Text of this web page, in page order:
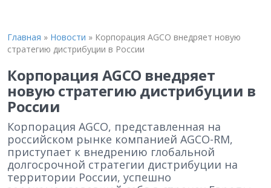
Главная » Новости » Корпорация AGCO внедряет новую
стратегию дистрибуции в России
Корпорация AGCO внедряет
новую стратегию дистрибуции в
России
Корпорация AGCO, представленная на
российском рынке компанией AGCO-RM,
приступает к внедрению глобальной
долгосрочной стратегии дистрибуции на
территории России, успешно